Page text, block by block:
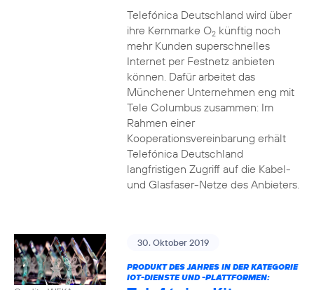
Telefónica Deutschland wird über
ihre Kernmarke O2künftig noch
mehr Kunden superschnelles
Internet per Festnetz anbieten
können. Dafür arbeitet das
Münchener Unternehmen eng mit
Tele Columbus zusammen: Im
Rahmen einer
Kooperationsvereinbarung erhält
Telefónica Deutschland
langfristigen Zugriff auf die Kabel-
und Glasfaser-Netze des Anbieters.
30. Oktober 2019
PRODUKT DES JAHRES IN DER KATEGORIE
IOT-DIENSTE UND -PLATTFORMEN: